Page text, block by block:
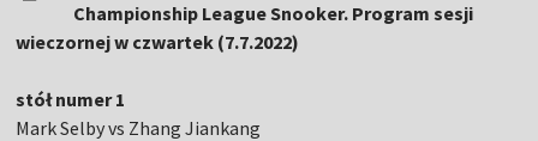
Championship League Snooker. Program sesji
wieczornej w czwartek (7.7.2022)
stół numer 1
Mark Selby vs Zhang Jiankang